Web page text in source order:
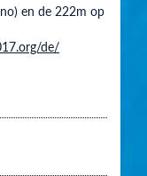
en de 222m op
de/